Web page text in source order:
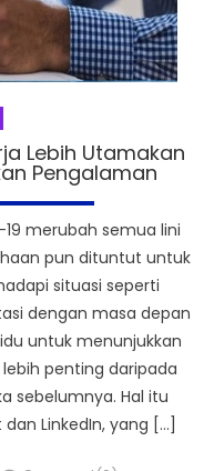
Lebih Utamakan
Pengalaman
19 merubah semua lini
pun dituntut untuk
situasi seperti
dengan masa depan
untuk menunjukkan
penting daripada
sebelumnya. Hal itu
LinkedIn, yang […]